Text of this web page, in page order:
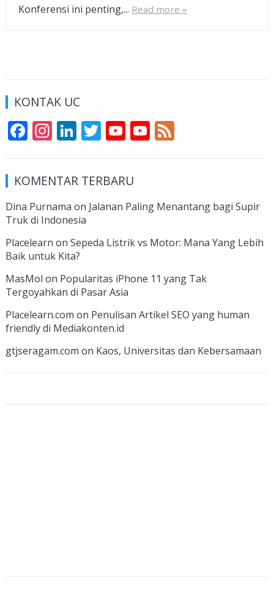
Konferensi ini penting,... Read more »
KONTAK UC
F
e
b
o
o
k
In
a
gr
a
m
Li
k
e
dI
n
T
itt
er
Y
u
T
u
e
Y
u
e
h
a
n
n
F
KOMENTAR TERBARU
Dina Purnama on Jalanan Paling Menantang bagi Supir
Truk di Indonesia
Placelearn on Sepeda Listrik vs Motor: Mana Yang Lebih
Baik untuk Kita?
MasMol on Popularitas iPhone 11 yang Tak
Tergoyahkan di Pasar Asia
Placelearn.com on Penulisan Artikel SEO yang human
friendly di Mediakonten.id
gtjseragam.com on Kaos, Universitas dan Kebersamaan